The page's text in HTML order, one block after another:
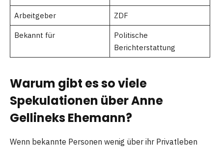
Arbeitgeber ZDF
Bekannt für
Politische
Berichterstattung
Warum gibt es so viele
Spekulationen über Anne
Gellineks Ehemann?
Wenn bekannte Personen wenig über ihr Privatleben